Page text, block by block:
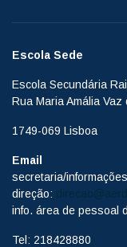
Escola Sede
Escola Secundária
Rua Maria Amália Vaz
1749-069 Lisboa
Email
secretaria/
direção:
info. área de pessoal
Tel: 218428880